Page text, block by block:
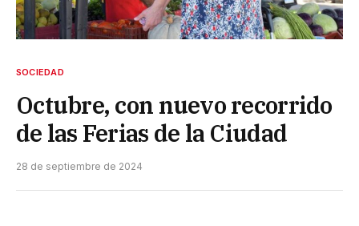
SOCIEDAD
Octubre, con nuevo recorrido
de las Ferias de la Ciudad
28 de septiembre de 2024